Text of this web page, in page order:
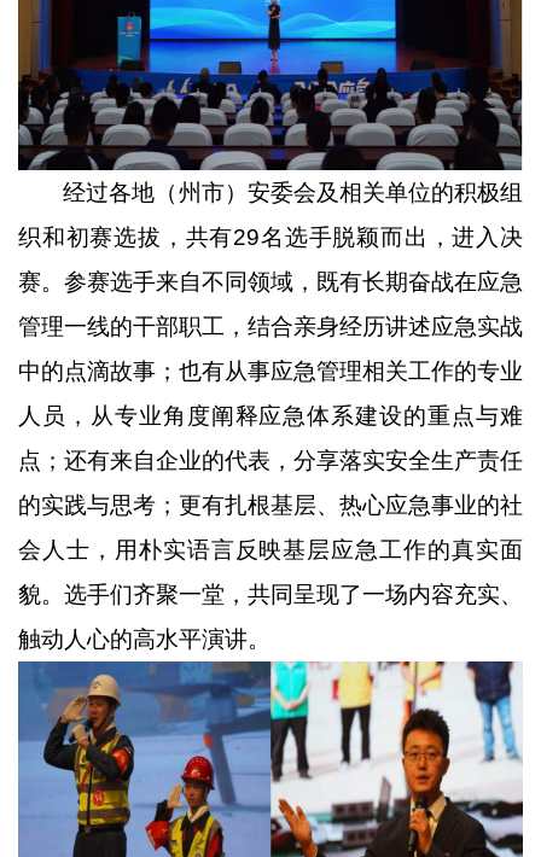
经过各地（州市）安委会及相关单位的积极组
织和初赛选拔，共有29名选手脱颖而出，进入决
赛。参赛选手来自不同领域，既有长期奋战在应急
管理一线的干部职工，结合亲身经历讲述应急实战
中的点滴故事；也有从事应急管理相关工作的专业
人员，从专业角度阐释应急体系建设的重点与难
点；还有来自企业的代表，分享落实安全生产责任
的实践与思考；更有扎根基层、热心应急事业的社
会人士，用朴实语言反映基层应急工作的真实面
貌。选手们齐聚一堂，共同呈现了一场内容充实、
触动人心的高水平演讲。